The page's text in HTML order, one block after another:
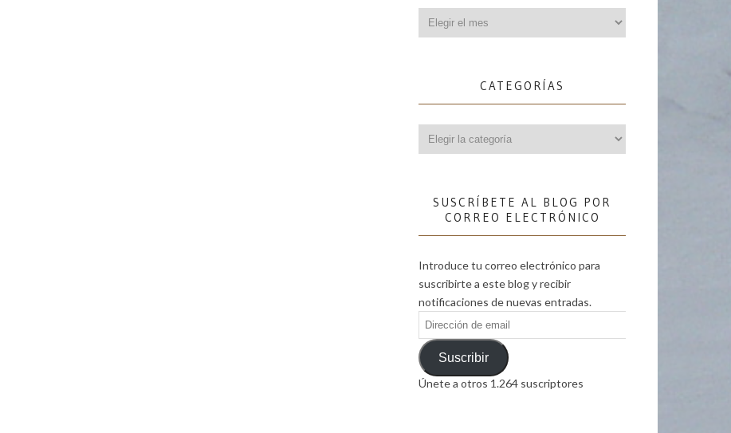
CATEGORÍAS
SUSCRÍBETE AL BLOG POR
CORREO ELECTRÓNICO
Introduce tu correo electrónico para
suscribirte a este blog y recibir
notificaciones de nuevas entradas.
Dirección
de
emailSuscribir
Únete a otros 1.264 suscriptores